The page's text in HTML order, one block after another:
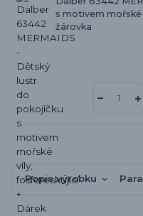
s motivem mořské
žárovka
Popis výrobku